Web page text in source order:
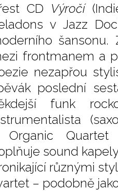
CD Výročí
v Jazz
frontmanem a
nezapřou
poslední
funk
sound
různými
– podobně